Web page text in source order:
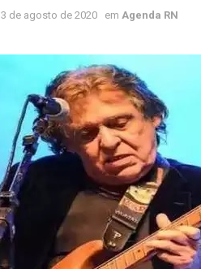
3 de agosto de 2020 em Agenda RN